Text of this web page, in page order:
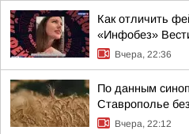
Как отличить
«Инфобез»
Вчера, 22:36
По данным
Ставрополье
Вчера, 22:12